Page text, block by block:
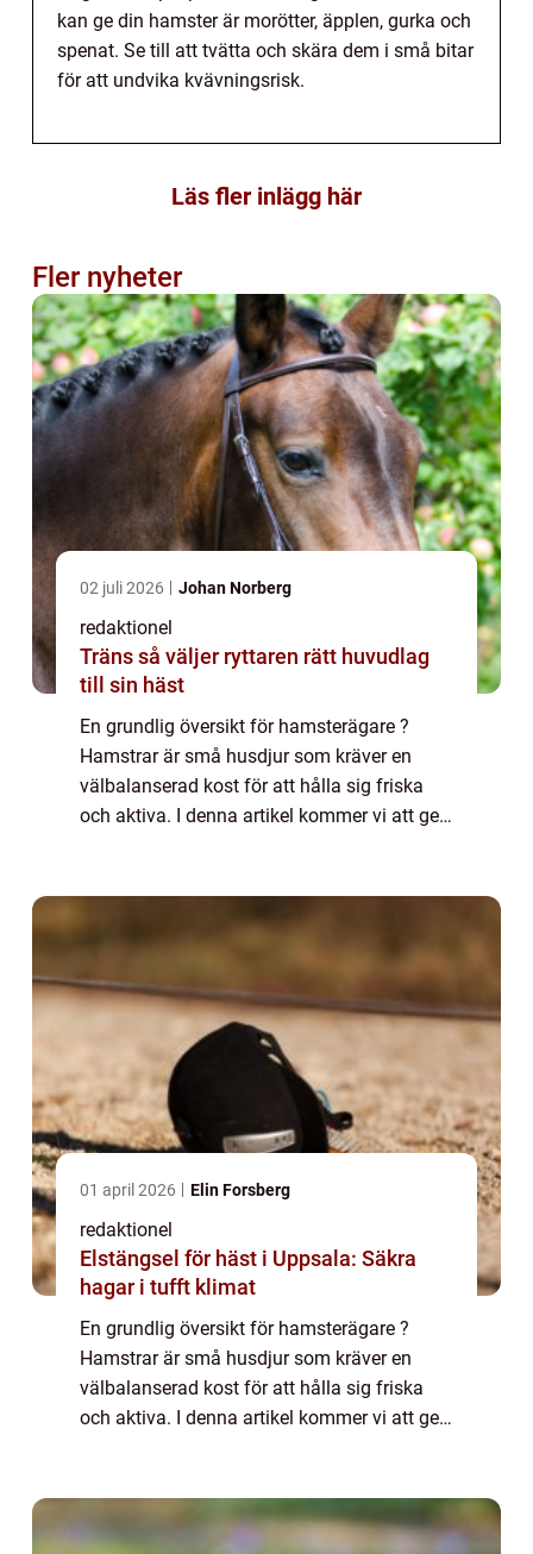
kan ge din hamster är morötter, äpplen, gurka och
spenat. Se till att tvätta och skära dem i små bitar
för att undvika kvävningsrisk.
Läs fler inlägg här
Fler nyheter
02 juli 2026 Johan Norberg
redaktionel
Träns så väljer ryttaren rätt huvudlag
till sin häst
En grundlig översikt för hamsterägare ?
Hamstrar är små husdjur som kräver en
välbalanserad kost för att hålla sig friska
och aktiva. I denna artikel kommer vi att ge
01 april 2026 Elin Forsberg
redaktionel
Elstängsel för häst i Uppsala: Säkra
hagar i tufft klimat
En grundlig översikt för hamsterägare ?
Hamstrar är små husdjur som kräver en
välbalanserad kost för att hålla sig friska
och aktiva. I denna artikel kommer vi att ge